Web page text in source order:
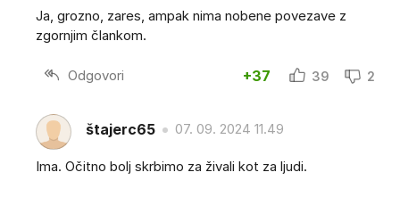
Ja, grozno, zares, ampak nima nobene povezave z
zgornjim člankom.
Odgovori +37 39 2
štajerc65 07. 09. 2024 11.49
Ima. Očitno bolj skrbimo za živali kot za ljudi.